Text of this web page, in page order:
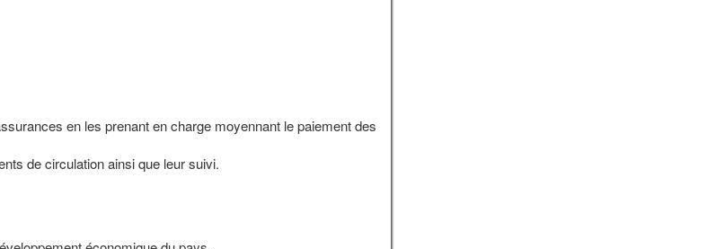
en les prenant en charge moyennant le paiement des
de circulation ainsi que leur suivi.